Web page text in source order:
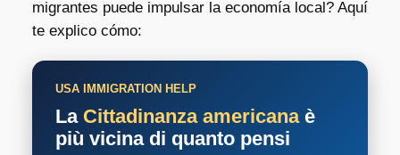
migrantes puede impulsar la economía local? Aquí
te explico cómo:
USA IMMIGRATION HELP
La Cittadinanza americanaè
più vicina di quanto pensi